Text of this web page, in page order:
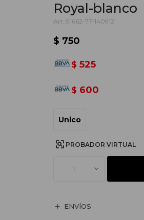
Royal-blanco
91662-77-140912
$ 750
$ 525
$ 600
Unico
PROBADOR VIRTUAL
1
ENVÍOS